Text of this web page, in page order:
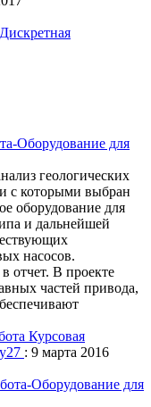
Оборудование для
геологических
с которыми выбран
оборудование для
и дальнейшей
насосов.
отчет. В проекте
частей привода,
Курсовая
: 9 марта 2016